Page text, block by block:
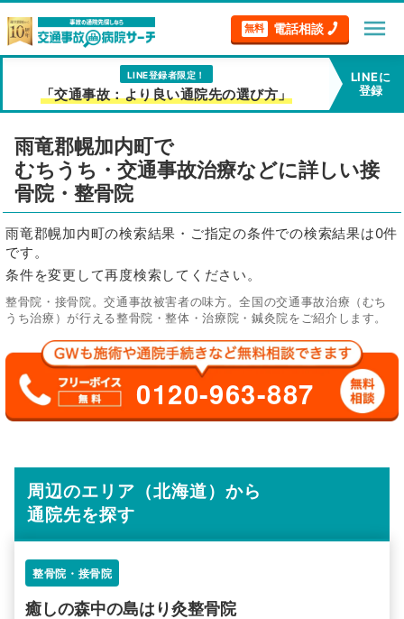
無料 電話相談 menu
LINE登録者限定！
「交通事故：より良い通院先の選び方」
LINEに
登録
雨竜郡幌加内町で
むちうち・交通事故治療などに詳しい接
骨院・整骨院
雨竜郡幌加内町の検索結果・ご指定の条件での検索結果は0件
です。
条件を変更して再度検索してください。
整骨院・接骨院。交通事故被害者の味方。全国の交通事故治療（むち
うち治療）が行える整骨院・整体・治療院・鍼灸院をご紹介します。
0120-963-887
周辺のエリア（北海道）から
通院先を探す
整骨院・接骨院
癒しの森中の島はり灸整骨院